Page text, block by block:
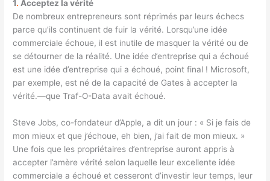
1 . Acceptez la vérité
De nombreux entrepreneurs sont réprimés par leurs échecs
parce qu’ils continuent de fuir la vérité. Lorsqu’une idée
commerciale échoue, il est inutile de masquer la vérité ou de
se détourner de la réalité. Une idée d’entreprise qui a échoué
est une idée d’entreprise qui a échoué, point final ! Microsoft,
par exemple, est né de la capacité de Gates à accepter la
vérité.—que Traf-O-Data avait échoué.
Steve Jobs, co-fondateur d’Apple, a dit un jour : « Si je fais de
mon mieux et que j’échoue, eh bien, j’ai fait de mon mieux. »
Une fois que les propriétaires d’entreprise auront appris à
accepter l’amère vérité selon laquelle leur excellente idée
commerciale a échoué et cesseront d’investir leur temps, leur